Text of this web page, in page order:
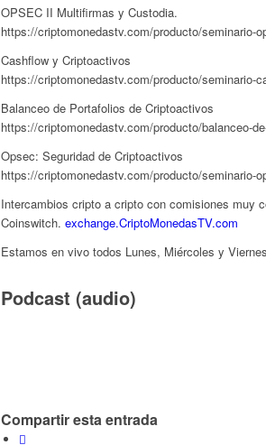
OPSEC II Multifirmas y Custodia.
https://criptomonedastv.com/producto/seminario-
Cashflow y Criptoactivos
https://criptomonedastv.com/producto/seminario-
Balanceo de Portafolios de Criptoactivos
https://criptomonedastv.com/producto/balanceo-
Opsec: Seguridad de Criptoactivos
https://criptomonedastv.com/producto/seminario-
Intercambios cripto a cripto con comisiones muy
Coinswitch. exchange.CriptoMonedasTV.com
Estamos en vivo todos Lunes, Miércoles y
Podcast (audio)
Compartir esta entrada